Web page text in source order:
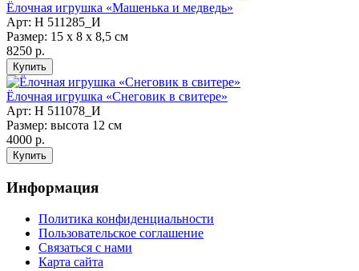
Ёлочная игрушка «Машенька и медведь»
Арт: Н 511285_И
Размер: 15 х 8 х 8,5 см
8250 р.
Ёлочная игрушка «Снеговик в свитере»
Арт: Н 511078_И
Размер: высота 12 см
4000 р.
Информация
Политика конфиденциальности
Пользовательское соглашение
Связаться с нами
Карта сайта